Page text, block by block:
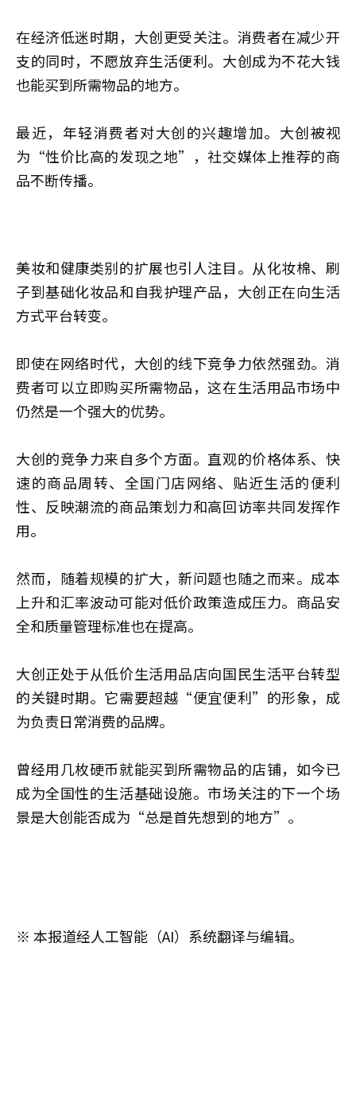
在经济低迷时期，大创更受关注。消费者在减少开
支的同时，不愿放弃生活便利。大创成为不花大钱
也能买到所需物品的地方。
最近，年轻消费者对大创的兴趣增加。大创被视
为“性价比高的发现之地”，社交媒体上推荐的商
品不断传播。
美妆和健康类别的扩展也引人注目。从化妆棉、刷
子到基础化妆品和自我护理产品，大创正在向生活
方式平台转变。
即使在网络时代，大创的线下竞争力依然强劲。消
费者可以立即购买所需物品，这在生活用品市场中
仍然是一个强大的优势。
大创的竞争力来自多个方面。直观的价格体系、快
速的商品周转、全国门店网络、贴近生活的便利
性、反映潮流的商品策划力和高回访率共同发挥作
用。
然而，随着规模的扩大，新问题也随之而来。成本
上升和汇率波动可能对低价政策造成压力。商品安
全和质量管理标准也在提高。
大创正处于从低价生活用品店向国民生活平台转型
的关键时期。它需要超越“便宜便利”的形象，成
为负责日常消费的品牌。
曾经用几枚硬币就能买到所需物品的店铺，如今已
成为全国性的生活基础设施。市场关注的下一个场
景是大创能否成为“总是首先想到的地方”。
※ 本报道经人工智能（AI）系统翻译与编辑。